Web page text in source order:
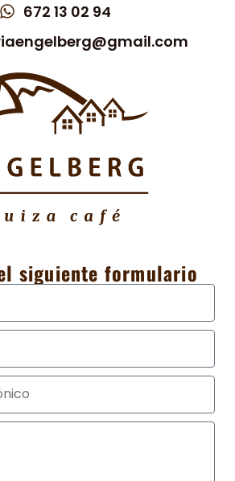
672 13 02 94
siguiente formulario